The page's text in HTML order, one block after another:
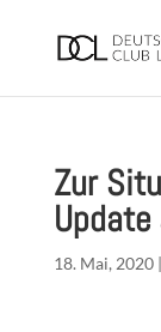
Zur
Update
18. Mai, 2020|